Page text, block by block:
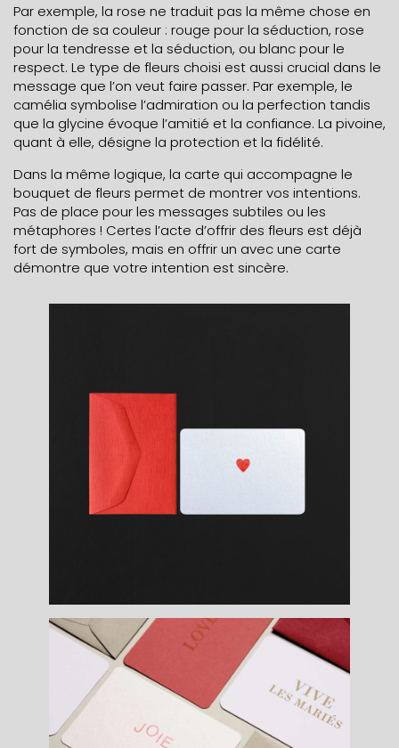
Par exemple, la rose ne traduit pas la même chose en
fonction de sa couleur : rouge pour la séduction, rose
pour la tendresse et la séduction, ou blanc pour le
respect. Le type de fleurs choisi est aussi crucial dans le
message que l’on veut faire passer. Par exemple, le
camélia symbolise l’admiration ou la perfection tandis
que la glycine évoque l’amitié et la confiance. La pivoine,
quant à elle, désigne la protection et la fidélité.
Dans la même logique, la carte qui accompagne le
bouquet de fleurs permet de montrer vos intentions.
Pas de place pour les messages subtiles ou les
métaphores ! Certes l’acte d’offrir des fleurs est déjà
fort de symboles, mais en offrir un avec une carte
démontre que votre intention est sincère.